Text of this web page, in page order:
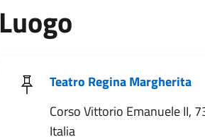
Luogo
Teatro Regina Margherita
Corso Vittorio Emanuele II,
Italia